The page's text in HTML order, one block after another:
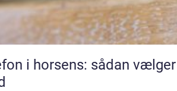
i horsens: sådan